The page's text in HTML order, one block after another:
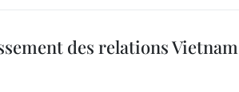
des relations Vietnam